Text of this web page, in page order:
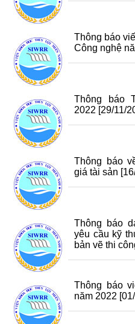
Thông báo
Công nghệ
Thông báo
2022 [29/11/
Thông báo
giá tài sản
Thông báo
yêu cầu kỹ
bản vẽ thi
Thông báo
năm 2022